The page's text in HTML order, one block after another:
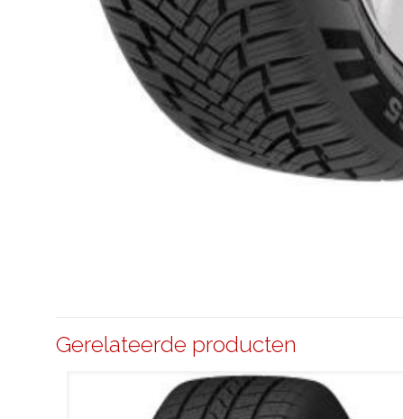
Gerelateerde producten